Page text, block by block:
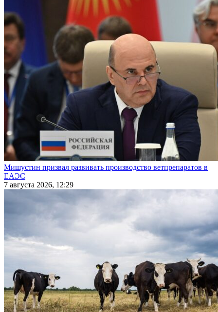
Мишустин призвал развивать производство ветпрепаратов в
ЕАЭС
7 августа 2026, 12:29